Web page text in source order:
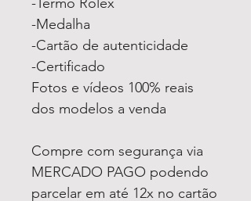
-Medalha
-Cartão de autenticidade
-Certificado
Fotos e vídeos 100% reais
dos modelos a venda
Compre com segurança via
MERCADO PAGO podendo
parcelar em até 12x no cartão